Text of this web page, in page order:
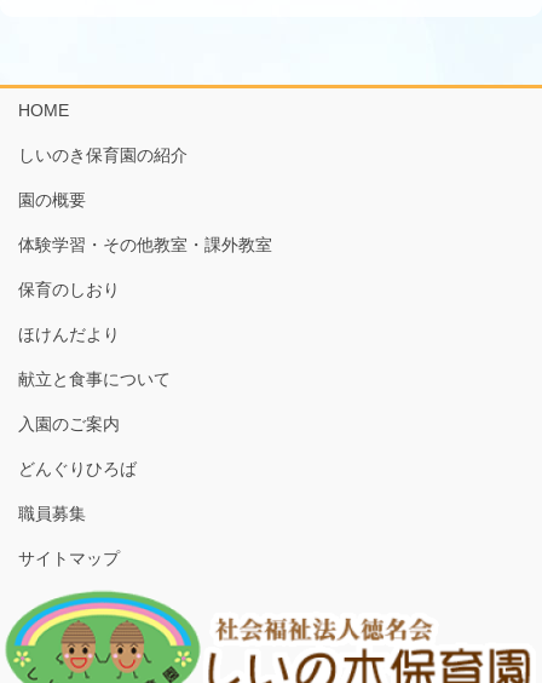
HOME
しいのき保育園の紹介
園の概要
体験学習・その他教室・課外教室
保育のしおり
ほけんだより
献立と食事について
入園のご案内
どんぐりひろば
職員募集
サイトマップ